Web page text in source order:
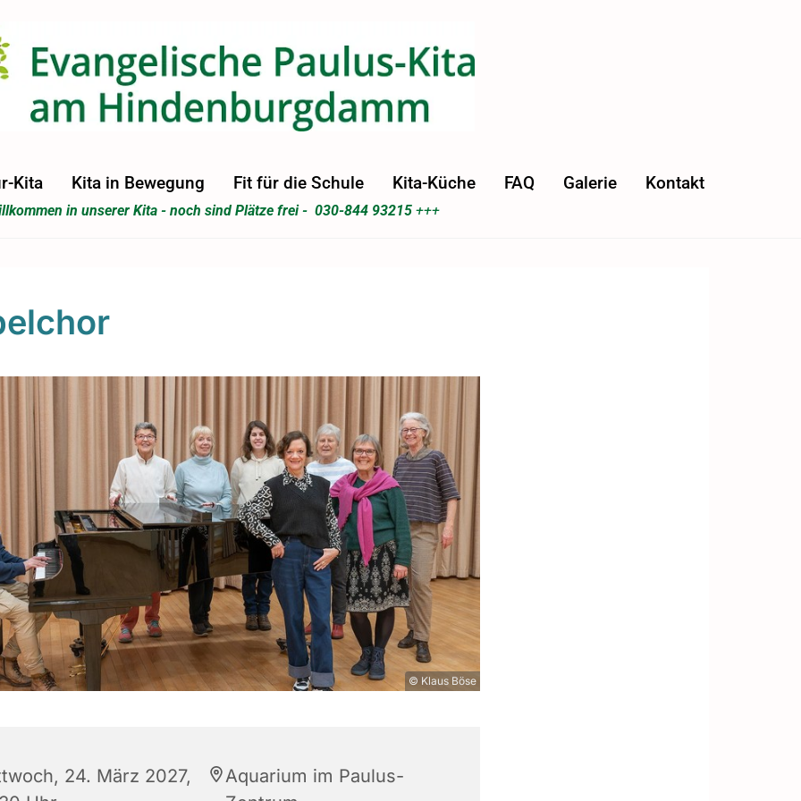
Kita Kita in Bewegung Fit für die Schule Kita-Küche FAQ Galerie Kontakt
in unserer Kita - noch sind Plätze frei - 030-844 93215+++
© Klaus Böse
24. März 2027,
Aquarium im Paulus-